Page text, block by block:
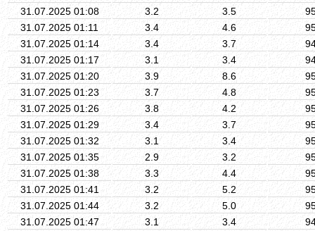
31.07.2025 01:08
3.2 3.5
31.07.2025 01:11
3.4 4.6
31.07.2025 01:14
3.4 3.7
31.07.2025 01:17
3.1 3.4
31.07.2025 01:20
3.9 8.6
31.07.2025 01:23
3.7 4.8
31.07.2025 01:26
3.8 4.2
31.07.2025 01:29
3.4 3.7
31.07.2025 01:32
3.1 3.4
31.07.2025 01:35
2.9 3.2
31.07.2025 01:38
3.3 4.4
31.07.2025 01:41
3.2 5.2
31.07.2025 01:44
3.2 5.0
31.07.2025 01:47
3.1 3.4